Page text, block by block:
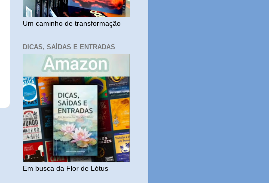
Um caminho de transformação
DICAS, SAÍDAS E ENTRADAS
Em busca da Flor de Lótus